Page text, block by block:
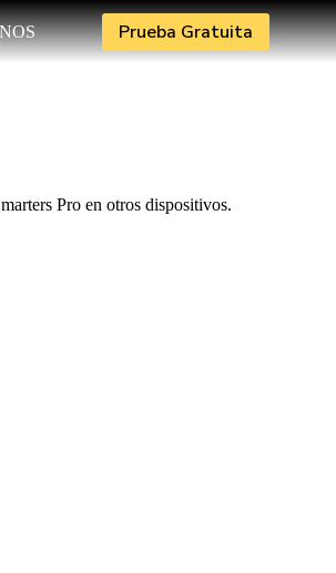
Prueba Gratuita
Pro en otros dispositivos.